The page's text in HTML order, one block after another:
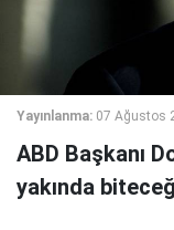
Yayınlanma: 07 Ağustos
ABD Başkanı
yakında